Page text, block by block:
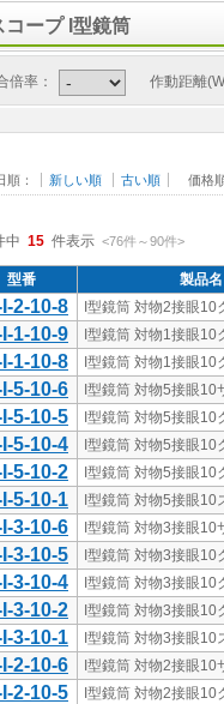
コープ I型鏡筒
倍率： 作動距離
順： 新しい順 古い順 価格
中 15 件表示 <76件～90件>
型番 製品名
2-10-8 I型鏡筒 対物2接眼10
1-10-9 I型鏡筒 対物1接眼10
1-10-8 I型鏡筒 対物1接眼10
5-10-6 I型鏡筒 対物5接眼10
5-10-5 I型鏡筒 対物5接眼10
5-10-4 I型鏡筒 対物5接眼10
5-10-2 I型鏡筒 対物5接眼10
5-10-1 I型鏡筒 対物5接眼10
3-10-6 I型鏡筒 対物3接眼10
3-10-5 I型鏡筒 対物3接眼10
3-10-4 I型鏡筒 対物3接眼10
3-10-2 I型鏡筒 対物3接眼10
3-10-1 I型鏡筒 対物3接眼10
2-10-6 I型鏡筒 対物2接眼10
2-10-5
I型鏡筒 対物2接眼10